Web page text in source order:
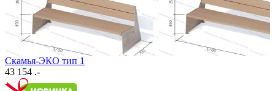
Скамья-ЭКО тип 1
43 154 .-